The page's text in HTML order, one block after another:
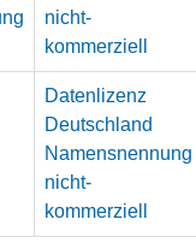
nicht-
kommerziell
Datenlizenz
Deutschland
Namensnennung
nicht-
kommerziell